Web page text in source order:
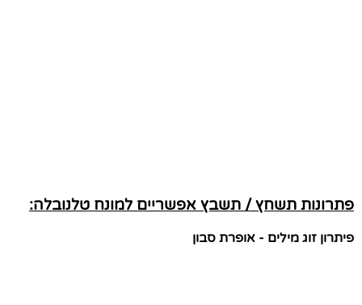
פתרונות תשחץ / תשבץ אפשריים למונח טלנובלה:
פיתרון זוג מילים - אופרת סבון